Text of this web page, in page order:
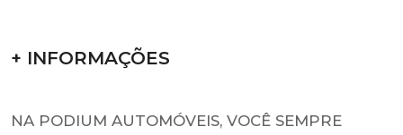
+ INFORMAÇÕES
NA PODIUM AUTOMÓVEIS, VOCÊ SEMPRE